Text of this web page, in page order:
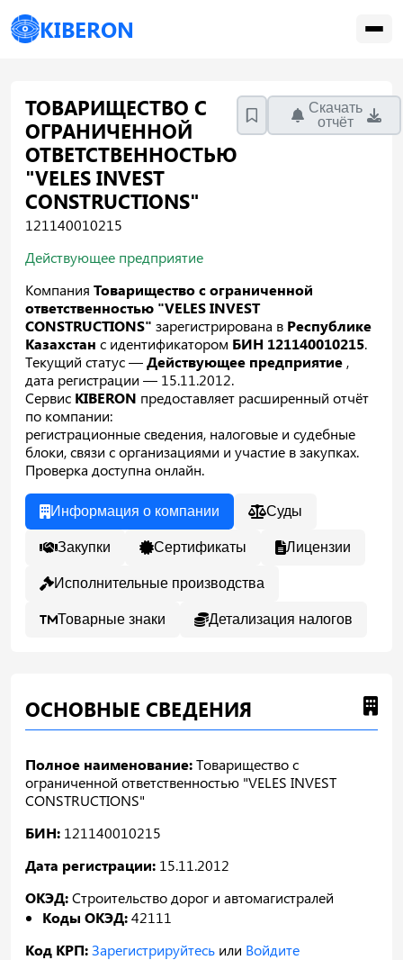
KIBERON
ТОВАРИЩЕСТВО С
ОГРАНИЧЕННОЙ
ОТВЕТСТВЕННОСТЬЮ
"VELES INVEST
CONSTRUCTIONS"
121140010215
Скачать
отчёт
Действующее предприятие
Компания Товарищество с ограниченной
ответственностью "VELES INVEST
CONSTRUCTIONS" зарегистрирована в Республике
Казахстан с идентификатором БИН 121140010215.
Текущий статус —Действующее предприятие ,
дата регистрации — 15.11.2012.
Сервис KIBERON предоставляет расширенный отчёт
по компании:
регистрационные сведения, налоговые и судебные
блоки, связи с организациями и участие в закупках.
Проверка доступна онлайн.
Информация о компании Суды
Закупки Сертификаты Лицензии
Исполнительные производства
Товарные знаки Детализация налогов
ОСНОВНЫЕ СВЕДЕНИЯ
Полное наименование:Товарищество с
ограниченной ответственностью "VELES INVEST
CONSTRUCTIONS"
БИН: 121140010215
Дата регистрации: 15.11.2012
ОКЭД:Строительство дорог и автомагистралей
Коды ОКЭД:42111
Код КРП:Зарегистрируйтесь или Войдите